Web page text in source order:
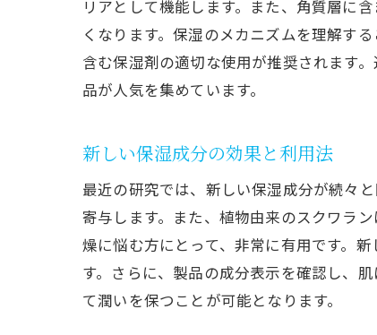
リアとして機能します。また、角質層に
くなります。保湿のメカニズムを理解す
含む保湿剤の適切な使用が推奨されます
品が人気を集めています。
新しい保湿成分の効果と利用法
最近の研究では、新しい保湿成分が続々
寄与します。また、植物由来のスクワラ
燥に悩む方にとって、非常に有用です。
す。さらに、製品の成分表示を確認し、
て潤いを保つことが可能となります。